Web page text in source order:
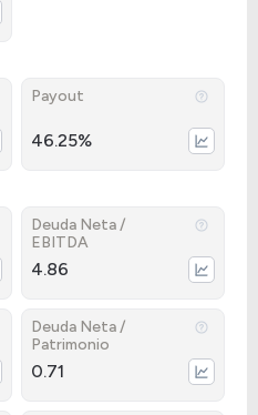
Payout
46.25%
Deuda Neta /
EBITDA
4.86
Deuda Neta /
Patrimonio
0.71